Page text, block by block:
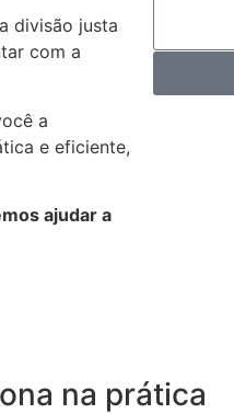
divisão justa
com a
a
e eficiente,
ajudar a
na prática